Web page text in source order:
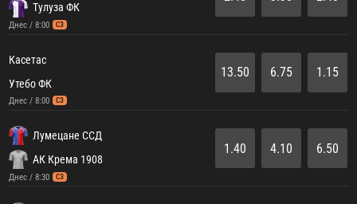
Тулуза ФК
Днес / 8:00 СЗ
Касетас
Утебо ФК
Днес / 8:00 СЗ
13.50 6.75 1.15
Лумецане ССД
АК Крема 1908
Днес / 8:30 СЗ
1.40 4.10 6.50